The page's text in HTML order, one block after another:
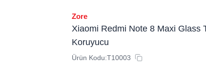
Zore
Xiaomi Redmi Note 8 Maxi Glass
Koruyucu
Ürün Kodu:T10003